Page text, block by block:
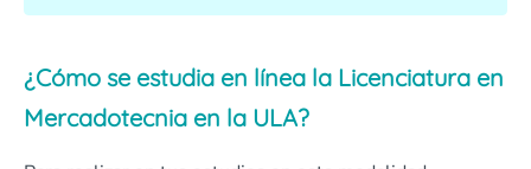
¿Cómo se estudia en línea la Licenciatura en
Mercadotecnia en la ULA?